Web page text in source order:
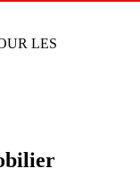
LES